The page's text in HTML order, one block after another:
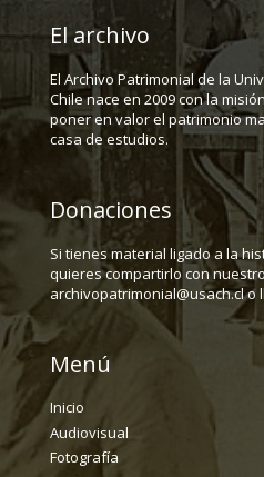
El archivo
El Archivo Patrimonial de la
Chile nace en 2009 con la
poner en valor el patrimonio
casa de estudios.
Donaciones
Si tienes material ligado a la
quieres compartirlo con
archivopatrimonial@usach.cl o
Menú
Inicio
Audiovisual
Fotografía